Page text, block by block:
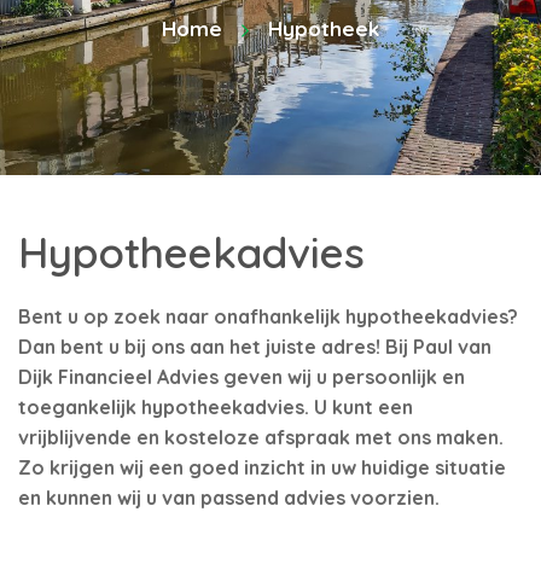
Home Hypotheek
Hypotheekadvies
Bent u op zoek naar onafhankelijk hypotheekadvies?
Dan bent u bij ons aan het juiste adres! Bij Paul van
Dijk Financieel Advies geven wij u persoonlijk en
toegankelijk hypotheekadvies. U kunt een
vrijblijvende en kosteloze afspraak met ons maken.
Zo krijgen wij een goed inzicht in uw huidige situatie
en kunnen wij u van passend advies voorzien.